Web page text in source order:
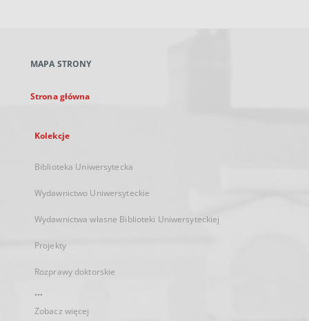
karcie
MAPA STRONY
Strona główna
Kolekcje
Biblioteka Uniwersytecka
Wydawnictwo Uniwersyteckie
Wydawnictwa własne Biblioteki Uniwersyteckiej
Projekty
Rozprawy doktorskie
...
Zobacz więcej